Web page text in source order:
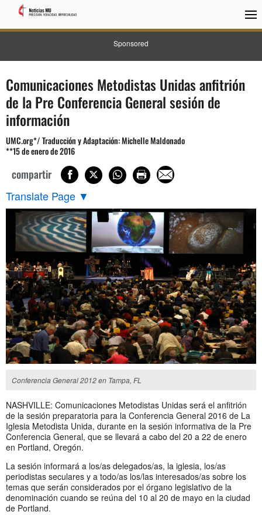
Sponsored
Comunicaciones Metodistas Unidas anfitrión
de la Pre Conferencia General sesión de
información
UMC.org*/ Traducción y Adaptación: Michelle Maldonado
**15 de enero de 2016
compartir
Translate Page ▼
Conferencia General 2012 en Tampa, FL
NASHVILLE: Comunicaciones Metodistas Unidas será el anfitrión
de la sesión preparatoria para la Conferencia General 2016 de La
Iglesia Metodista Unida, durante en la sesión informativa de la Pre
Conferencia General, que se llevará a cabo del 20 a 22 de enero
en Portland, Oregón.
La sesión informará a los/as delegados/as, la iglesia, los/as
periodistas seculares y a todo/as los/las interesados/as sobre los
temas que serán considerados por el órgano legislativo de la
denominación cuando se reúna del 10 al 20 de mayo en la ciudad
de Portland.